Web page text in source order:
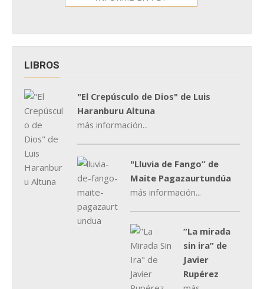
LIBROS
"El Crepúsculo de Dios" de Luis
Haranburu Altuna
más información...
"Lluvia de Fango” de
Maite Pagazaurtundúa
más información...
“La mirada
sin ira” de
Javier
Rupérez